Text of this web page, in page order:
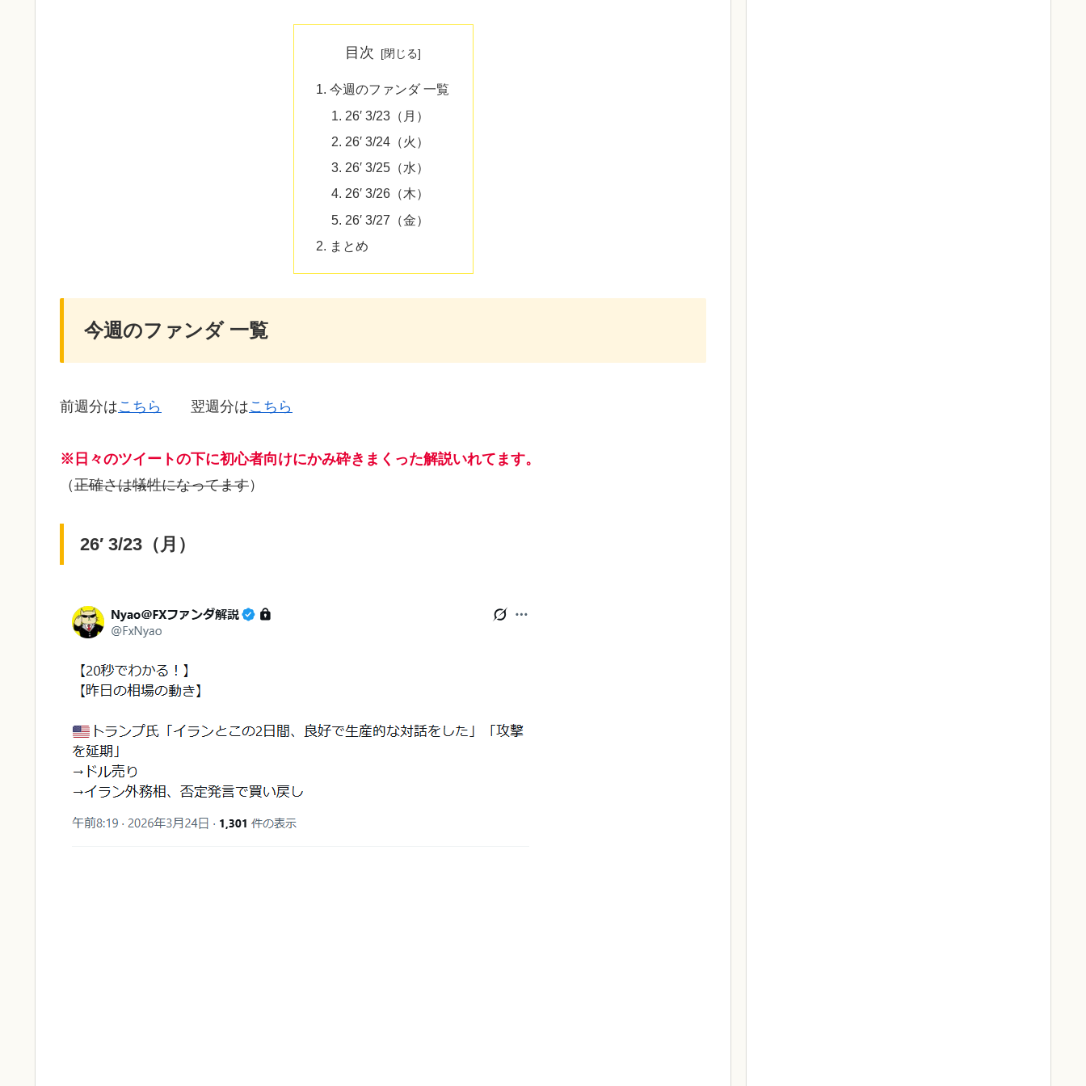
目次
今週のファンダ 一覧
26′ 3/23（月）
26′ 3/24（火）
26′ 3/25（水）
26′ 3/26（木）
26′ 3/27（金）
まとめ
今週のファンダ 一覧
前週分はこちら 翌週分はこちら
※日々のツイートの下に初心者向けにかみ砕きまくった解説いれてます。
（正確さは犠牲になってます）
26′ 3/23（月）